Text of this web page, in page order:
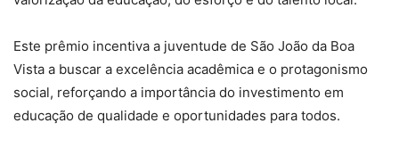
Este prêmio incentiva a juventude de São João da Boa
Vista a buscar a excelência acadêmica e o protagonismo
social, reforçando a importância do investimento em
educação de qualidade e oportunidades para todos.